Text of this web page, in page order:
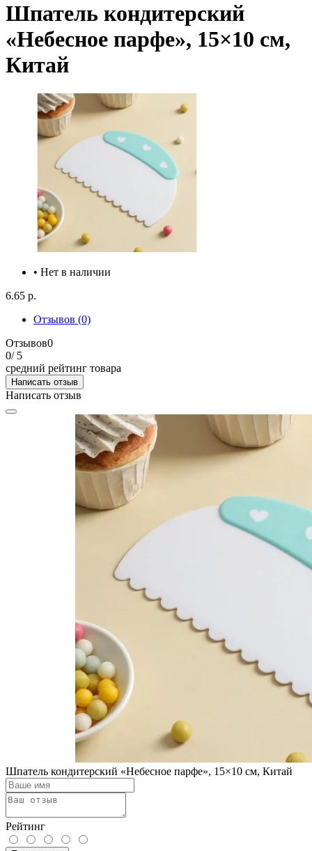
Шпатель кондитерский
«Небесное парфе», 15×10 cм,
Китай
• Нет в наличии
6.65 р.
Отзывов (0)
Отзывов0
0/ 5
средний рейтинг товара
Написать отзыв
Написать отзыв
Шпатель кондитерский «Небесное парфе», 15×10 cм, Китай
Рейтинг